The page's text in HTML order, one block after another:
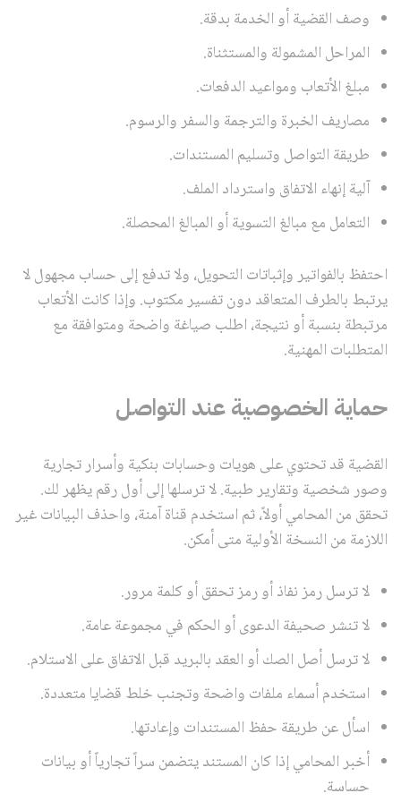
وصف القضية أو الخدمة بدقة.
المراحل المشمولة والمستثناة.
مبلغ الأتعاب ومواعيد الدفعات.
مصاريف الخبرة والترجمة والسفر والرسوم.
طريقة التواصل وتسليم المستندات.
آلية إنهاء الاتفاق واسترداد الملف.
التعامل مع مبالغ التسوية أو المبالغ المحصلة.
احتفظ بالفواتير وإثباتات التحويل، ولا تدفع إلى حساب مجهول لا
يرتبط بالطرف المتعاقد دون تفسير مكتوب. وإذا كانت الأتعاب
مرتبطة بنسبة أو نتيجة، اطلب صياغة واضحة ومتوافقة مع
المتطلبات المهنية.
حماية الخصوصية عند التواصل
القضية قد تحتوي على هويات وحسابات بنكية وأسرار تجارية
وصور شخصية وتقارير طبية. لا ترسلها إلى أول رقم يظهر لك.
تحقق من المحامي أولاً، ثم استخدم قناة آمنة، واحذف البيانات غير
اللازمة من النسخة الأولية متى أمكن.
لا ترسل رمز نفاذ أو رمز تحقق أو كلمة مرور.
لا تنشر صحيفة الدعوى أو الحكم في مجموعة عامة.
لا ترسل أصل الصك أو العقد بالبريد قبل الاتفاق على الاستلام.
استخدم أسماء ملفات واضحة وتجنب خلط قضايا متعددة.
اسأل عن طريقة حفظ المستندات وإعادتها.
أخبر المحامي إذا كان المستند يتضمن سراً تجارياً أو بيانات
حساسة.